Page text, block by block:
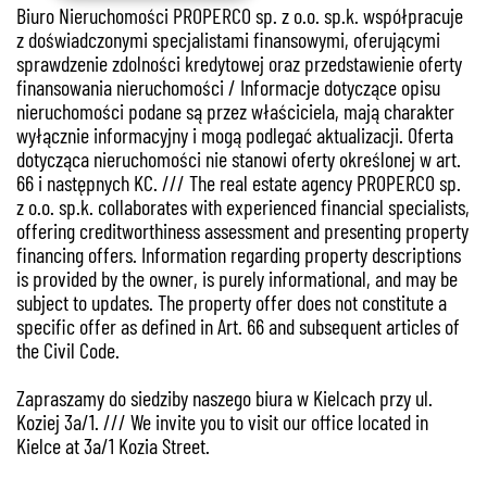
Biuro Nieruchomości PROPERCO sp. z o.o. sp.k. współpracuje
z doświadczonymi specjalistami finansowymi, oferującymi
sprawdzenie zdolności kredytowej oraz przedstawienie oferty
finansowania nieruchomości / Informacje dotyczące opisu
nieruchomości podane są przez właściciela, mają charakter
wyłącznie informacyjny i mogą podlegać aktualizacji. Oferta
dotycząca nieruchomości nie stanowi oferty określonej w art.
66 i następnych KC. /// The real estate agency PROPERCO sp.
z o.o. sp.k. collaborates with experienced financial specialists,
offering creditworthiness assessment and presenting property
financing offers. Information regarding property descriptions
is provided by the owner, is purely informational, and may be
subject to updates. The property offer does not constitute a
specific offer as defined in Art. 66 and subsequent articles of
the Civil Code.
Zapraszamy do siedziby naszego biura w Kielcach przy ul.
Koziej 3a/1. /// We invite you to visit our office located in
Kielce at 3a/1 Kozia Street.